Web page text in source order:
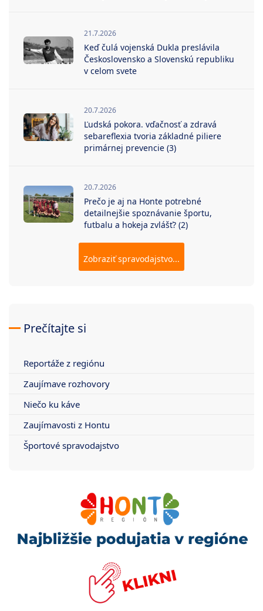
21.7.2026
Keď čulá vojenská Dukla preslávila
Československo a Slovenskú republiku
v celom svete
20.7.2026
Ľudská pokora. vďačnosť a zdravá
sebareflexia tvoria základné piliere
primárnej prevencie (3)
20.7.2026
Prečo je aj na Honte potrebné
detailnejšie spoznávanie športu,
futbalu a hokeja zvlášť? (2)
Zobraziť spravodajstvo...
Prečítajte si
Reportáže z regiónu
Zaujímave rozhovory
Niečo ku káve
Zaujímavosti z Hontu
Športové spravodajstvo